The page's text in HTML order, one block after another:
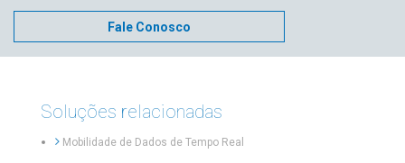
Fale Conosco
Soluções relacionadas
Mobilidade de Dados de Tempo Real